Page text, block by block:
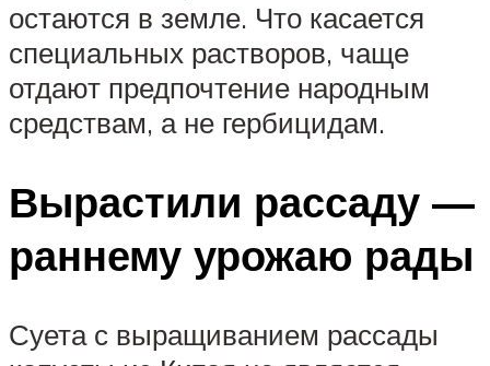
остаются в земле. Что касается
специальных растворов, чаще
отдают предпочтение народным
средствам, а не гербицидам.
Вырастили рассаду —
раннему урожаю рады
Суета с выращиванием рассады